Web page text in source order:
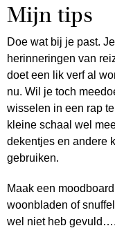
Mijn tips
Doe wat bij je past.
herinneringen van
doet een lik verf al
nu. Wil je toch
wisselen in een rap
kleine schaal wel
dekentjes en andere
gebruiken.
Maak een
woonbladen of
wel niet heb gevuld….